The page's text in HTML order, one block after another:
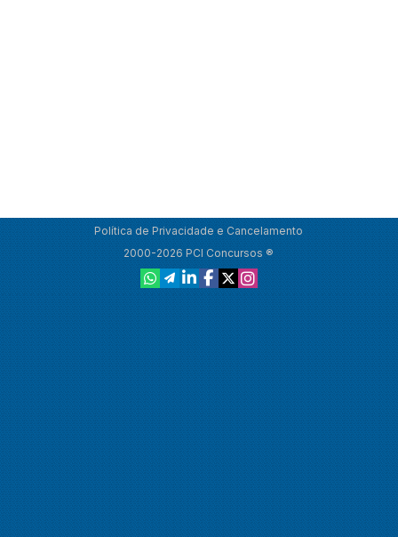
Política de Privacidade e Cancelamento
2000-2026 PCI Concursos ®